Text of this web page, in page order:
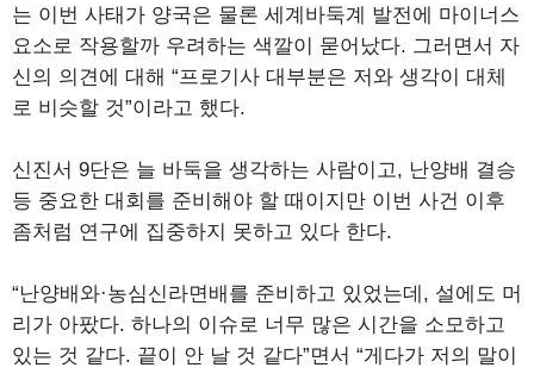
는 이번 사태가 양국은 물론 세계바둑계 발전에 마이너스
요소로 작용할까 우려하는 색깔이 묻어났다. 그러면서 자
신의 의견에 대해 “프로기사 대부분은 저와 생각이 대체
로 비슷할 것”이라고 했다.
신진서 9단은 늘 바둑을 생각하는 사람이고, 난양배 결승
등 중요한 대회를 준비해야 할 때이지만 이번 사건 이후
좀처럼 연구에 집중하지 못하고 있다 한다.
“난양배와·농심신라면배를 준비하고 있었는데, 설에도 머
리가 아팠다. 하나의 이슈로 너무 많은 시간을 소모하고
있는 것 같다. 끝이 안 날 것 같다”면서 “게다가 저의 말이